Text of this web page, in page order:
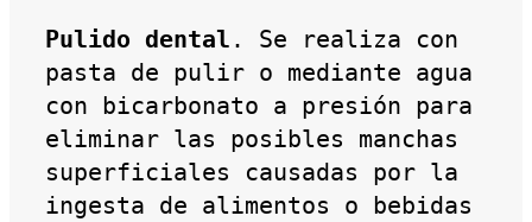
Pulido dental . Se realiza con
pasta de pulir o mediante agua
con bicarbonato a presión para
eliminar las posibles manchas
superficiales causadas por la
ingesta de alimentos o bebidas